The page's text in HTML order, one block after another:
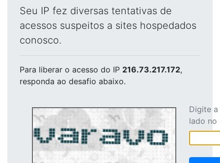
Seu IP fez diversas tentativas de
acessos suspeitos a sites hospedados
conosco.
Para liberar o acesso do IP 216.73.217.172,
responda ao desafio abaixo.
Digite
lado no